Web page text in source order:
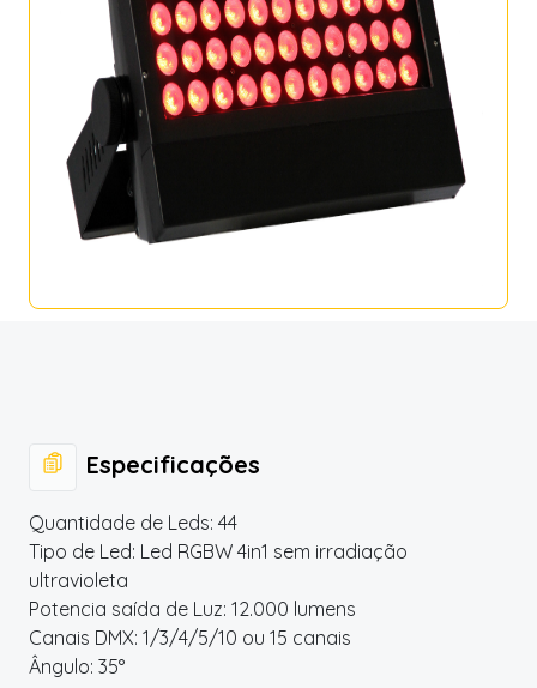
Especificações
Quantidade de Leds: 44
Tipo de Led: Led RGBW 4in1 sem irradiação
ultravioleta
Potencia saída de Luz: 12.000 lumens
Canais DMX: 1/3/4/5/10 ou 15 canais
Ângulo: 35°